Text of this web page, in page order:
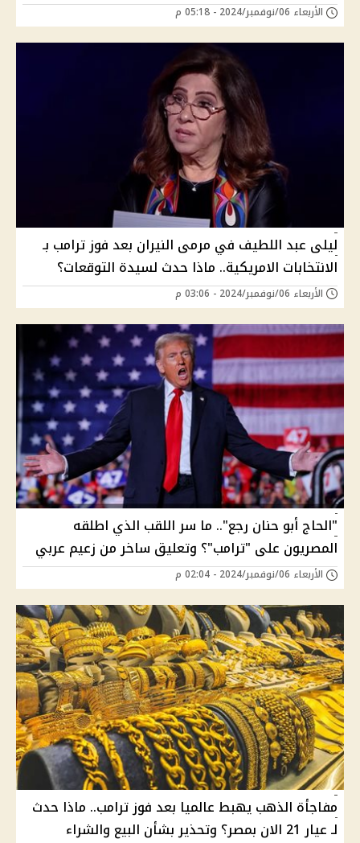
الأربعاء 06/نوفمبر/2024 - 05:18 م
ليلى عبد اللطيف في مرمى النيران بعد فوز ترامب بـ
الانتخابات الامريكية.. ماذا حدث لسيدة التوقعات؟
الأربعاء 06/نوفمبر/2024 - 03:06 م
"الحاج أبو حنان رجع".. ما سر اللقب الذي اطلقه
المصريون على "ترامب"؟ وتعليق ساخر من زعيم عربي
الأربعاء 06/نوفمبر/2024 - 02:04 م
مفاجأة الذهب يهبط عالميا بعد فوز ترامب.. ماذا حدث
لـ عيار 21 الان بمصر؟ وتحذير بشأن البيع والشراء